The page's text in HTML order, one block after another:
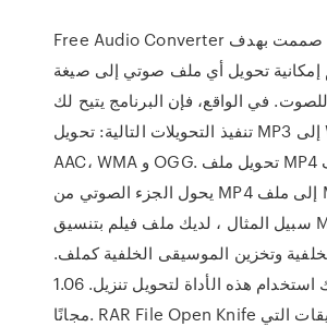
Free Audio Converter هو أداة دقيقة صممت بهدف
إمكانية تحويل أي ملف صوتي إلى صيغة
في الواقع، فإن البرنامج يتيح لك
تنفيذ التحويلات التالية: تحويل MP3 إلى WAV، M4A،
AAC، WMA و OGG. تحويل ملف MP4 إلى ملف MP3
يحول الجزء الصوتي من MP4 إلى ملف MP3. على
سبيل المثال ، لديك ملف فيلم بتنسيق MP4. تريد فصل
وتخزين الموسيقى الخلفية كملف.
يمكنك استخدام هذه الأداة لتحويل تنزيل. 1.06MB.
مجانًا. RAR File Open Knife هو أحد التطبيقات التي